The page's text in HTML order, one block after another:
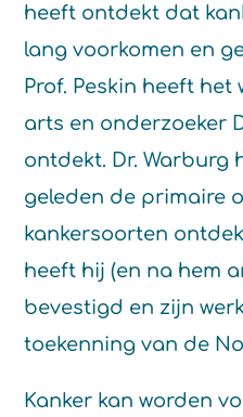
heeft ontdekt dat
lang voorkomen en
Prof. Peskin heeft het
arts en onderzoeker
ontdekt. Dr. Warburg
geleden de primaire
kankersoorten
heeft hij (en na hem
bevestigd en zijn
toekenning van de
Kanker kan worden